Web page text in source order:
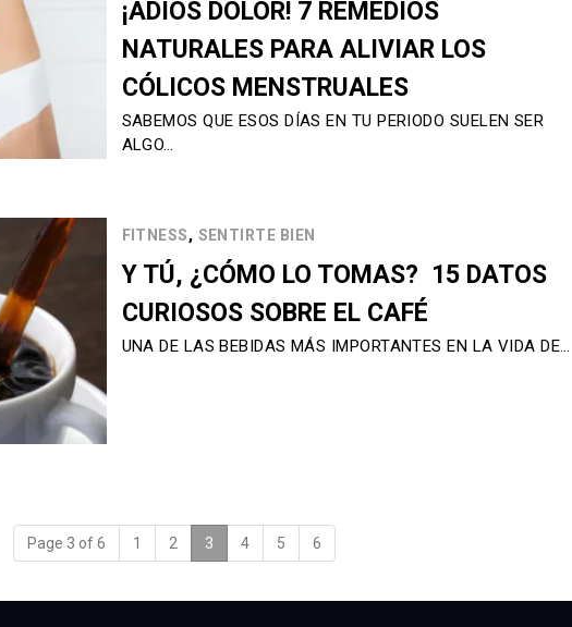
¡ADIÓS DOLOR! 7 REMEDIOS
NATURALES PARA ALIVIAR LOS
CÓLICOS MENSTRUALES
SABEMOS QUE ESOS DÍAS EN TU PERIODO SUELEN SER
ALGO…
FITNESS, SENTIRTE BIEN
Y TÚ, ¿CÓMO LO TOMAS? 15 DATOS
CURIOSOS SOBRE EL CAFÉ
UNA DE LAS BEBIDAS MÁS IMPORTANTES EN LA VIDA DE…
Page 3 of 6 1 2 3 (current)
4 5 6